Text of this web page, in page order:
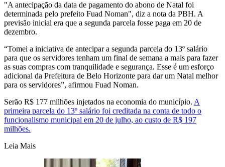
"A antecipação da data de pagamento do abono de Natal foi
determinada pelo prefeito Fuad Noman", diz a nota da PBH. A
previsão inicial era que a segunda parcela fosse paga em 20 de
dezembro.
“Tomei a iniciativa de antecipar a segunda parcela do 13º salário
para que os servidores tenham um final de semana a mais para fazer
as suas compras com tranquilidade e segurança. Esse é um esforço
adicional da Prefeitura de Belo Horizonte para dar um Natal melhor
para os servidores”, afirmou Fuad Noman.
Serão R$ 177 milhões injetados na economia do município. A
primeira parcela do 13º salário foi creditada na conta de todo o
funcionalismo municipal em 20 de julho, ao custo de R$ 197
milhões.
Leia Mais